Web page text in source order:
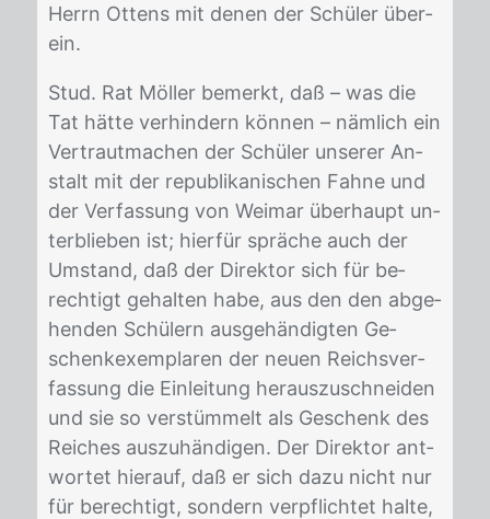
Herrn Ot­tens mit de­nen der Schü­ler über­
ein.
Stud. Rat Möl­ler be­merkt, daß – was die
Tat hät­te ver­hin­dern kön­nen – näm­lich ein
Ver­traut­ma­chen der Schü­ler un­se­rer An­
stalt mit der re­pu­bli­ka­ni­schen Fah­ne und
der Ver­fas­sung von Wei­mar über­haupt un­
ter­blie­ben ist; hier­für sprä­che auch der
Um­stand, daß der Di­rek­tor sich für be­
rech­tigt ge­hal­ten habe, aus den den ab­ge­
hen­den Schü­lern aus­ge­hän­dig­ten Ge­
schenk­ex­em­pla­ren der neu­en Reichs­ver­
fas­sung die Ein­lei­tung her­aus­zu­schnei­den
und sie so ver­stüm­melt als Ge­schenk des
Rei­ches aus­zu­hän­di­gen. Der Di­rek­tor ant­
wor­tet hier­auf, daß er sich dazu nicht nur
für be­rech­tigt, son­dern ver­pflich­tet hal­te,